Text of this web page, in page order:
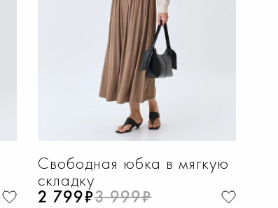
Свободная юбка в мягкую
складку
2 799₽3 999₽